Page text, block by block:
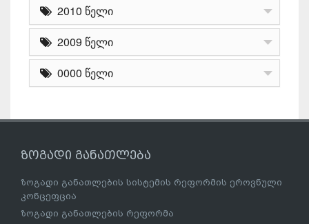
2010 წელი
2009 წელი
0000 წელი
ზოგადი განათლება
ზოგადი განათლების სისტემის რეფორმის ეროვნული
კონცეფცია
ზოგადი განათლების რეფორმა